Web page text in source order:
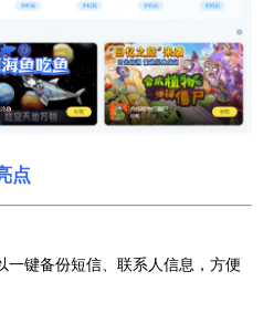
点
键备份短信、联系人信息，方便